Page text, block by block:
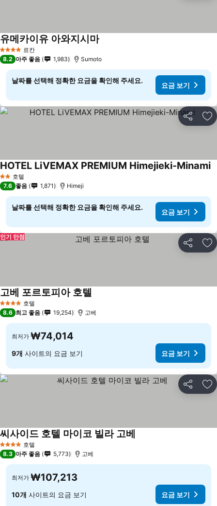
4 성급 료칸
유메카이유 아와지시마
8.2 아주 좋음 1,983 Sumoto
날짜를 선택해 정확한 요금을 확인해 주세요.
요금 보기
공유 즐
2 성급호텔
HOTEL LiVEMAX PREMIUM Himejieki-Minami
7.6 좋음 1,871 Himeji
날짜를 선택해 정확한 요금을 확인해 주세요.
요금 보기
공유 즐
인기 만점
4 성급 호텔
고베 포르토피아 호텔
8.6 최고 좋음 19,254 고베
최저가 ₩74,014
9개 사이트의 요금 보기 요금 보기
공유 즐
4 성급 호텔
씨사이드 호텔 마이코 빌라 고베
8.3 아주 좋음 5,773 고베
최저가 ₩107,213
10개 사이트의 요금 보기 요금 보기